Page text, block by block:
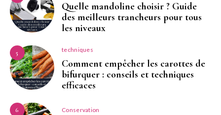
Quelle mandoline choisir ? Guide
des meilleurs trancheurs pour tous
les niveaux
5 techniques
Comment empêcher les carottes de
bifurquer : conseils et techniques
efficaces
6 Conservation